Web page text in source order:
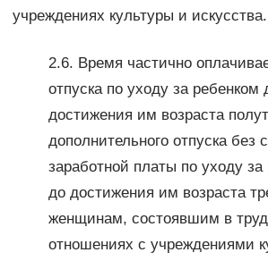
учреждениях культуры и искусства.
2.6. Время частично
отпуска по уходу за ребенком
достижения им возраста
дополнительного отпуска без
заработной платы по уходу за
до достижения им возраста
женщинам, состоявшим в
отношениях с учреждениями